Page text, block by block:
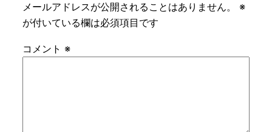
メールアドレスが公開されることはありません。
※
が付いている欄は必須項目です
コメント ※